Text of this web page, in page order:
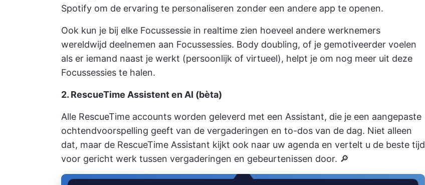
Spotify om de ervaring te personaliseren zonder een andere app te openen.
Ook kun je bij elke Focussessie in realtime zien hoeveel andere werknemers
wereldwijd deelnemen aan Focussessies. Body doubling, of je gemotiveerder voelen
als er iemand naast je werkt (persoonlijk of virtueel), helpt je om nog meer uit deze
Focussessies te halen.
2. RescueTime Assistent en AI (bèta)
Alle RescueTime accounts worden geleverd met een Assistant, die je een aangepaste
ochtendvoorspelling geeft van de vergaderingen en to-dos van de dag. Niet alleen
dat, maar de RescueTime Assistant kijkt ook naar uw agenda en vertelt u de beste tijd
voor gericht werk tussen vergaderingen en gebeurtenissen door. 🔎